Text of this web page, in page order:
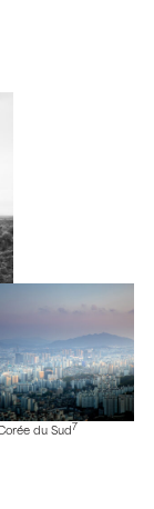
du Sud 7